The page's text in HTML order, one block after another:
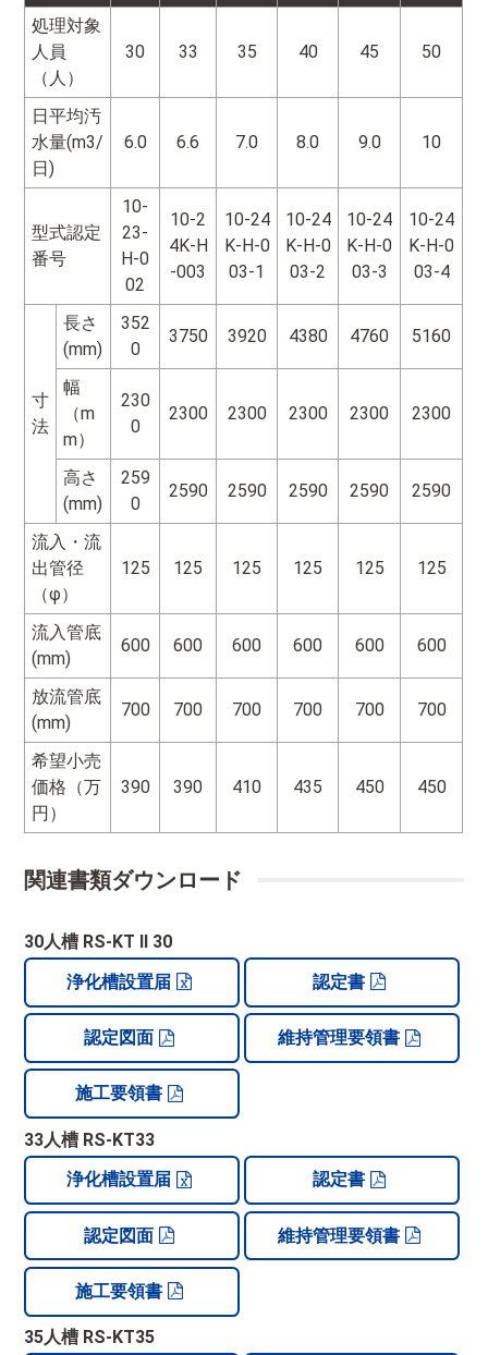
処理対象
人員
（人）
30 33 35 40 45 50
日平均汚
水量(m3/
日)
6.0 6.6 7.0 8.0 9.0 10
型式認定
番号
10-
23-
H-0
02
10-2
4K-H
-003
10-24
K-H-0
03-1
10-24
K-H-0
03-2
10-24
K-H-0
03-3
10-24
K-H-0
03-4
寸
法
長さ
(mm)
352
0
3750 3920 4380 4760 5160
幅
（m
m）
230
0
2300 2300 2300 2300 2300
高さ
(mm)
259
0
2590 2590 2590 2590 2590
流入・流
出管径
（φ）
125 125 125 125 125 125
流入管底
(mm)
600 600 600 600 600 600
放流管底
(mm)
700 700 700 700 700 700
希望小売
価格（万
円）
390 390 410 435 450 450
関連書類ダウンロード
30人槽 RS-KT II 30
浄化槽設置届
認定書
認定図面 維持管理要領書
施工要領書
33人槽 RS-KT33
浄化槽設置届
認定書
認定図面 維持管理要領書
施工要領書
35人槽 RS-KT35